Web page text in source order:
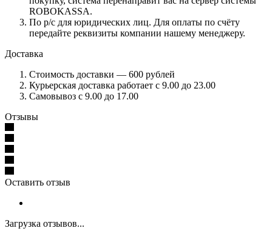
ROBOKASSA.
По р/c для юридических лиц. Для оплаты по счёту
передайте реквизиты компании нашему менеджеру.
Доставка
Стоимость доставки — 600 рублей
Курьерская доставка работает с 9.00 до 23.00
Самовывоз с 9.00 до 17.00
Отзывы
Оставить отзыв
Загрузка отзывов...